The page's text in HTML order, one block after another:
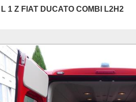
1 Z FIAT DUCATO COMBI L2H2